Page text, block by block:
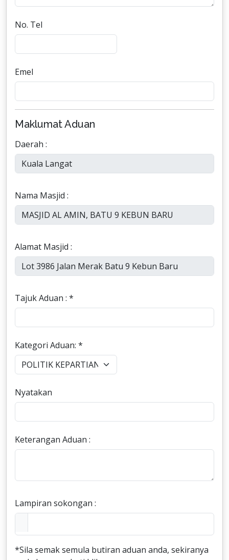
No. Tel
Emel
Maklumat Aduan
Daerah :
Nama Masjid :
Alamat Masjid :
Tajuk Aduan : *
Kategori Aduan: *
Nyatakan
Keterangan Aduan :
Lampiran sokongan :
*Sila semak semula butiran aduan anda, sekiranya